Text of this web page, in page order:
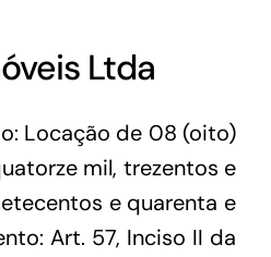
Ltda
Locação de 08 (oito)
mil, trezentos e
e quarenta e
Art. 57, Inciso II da